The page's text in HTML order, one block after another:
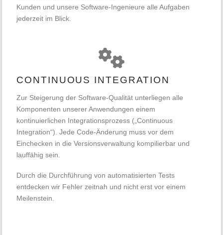
Kunden und unsere Software-Ingenieure alle Aufgaben
jederzeit im Blick.
CONTINUOUS INTEGRATION
Zur Steigerung der Software-Qualität unterliegen alle
Komponenten unserer Anwendungen einem
kontinuierlichen Integrationsprozess („Continuous
Integration“). Jede Code-Änderung muss vor dem
Einchecken in die Versionsverwaltung kompilierbar und
lauffähig sein.
Durch die Durchführung von automatisierten Tests
entdecken wir Fehler zeitnah und nicht erst vor einem
Meilenstein.